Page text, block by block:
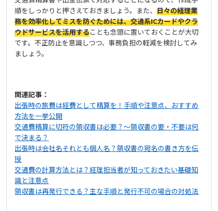
順をしっかりと押さえておきましょう。また、日々の経理業
務を効率化してミスを防ぐためには、交通系ICカードやクラ
ウドサービスを活用することも念頭に置いておくことが大切
です。不正防止を意識しつつ、事務負担の軽減を検討してみ
ましょう。
関連記事：
出張時の旅費は経費として精算を！手順や注意点、おすすめ
方法を一挙公開
交通費精算に切符の領収書は必要？～領収書の要・不要は何
で決まる？
出張時は会社名それとも個人名？領収書の宛名の書き方を伝
授
交通費の計算方法とは？経理担当者が知っておきたい基礎知
識と注意点
領収書は再発行できる？主な手順と発行不可の場合の対処法